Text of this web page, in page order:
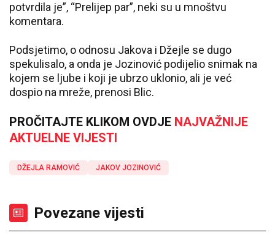
potvrdila je”, “Prelijep par”, neki su u mnoštvu
komentara.
Podsjetimo, o odnosu Jakova i Džejle se dugo
spekulisalo, a onda je Jozinović podijelio snimak na
kojem se ljube i koji je ubrzo uklonio, ali je već
dospio na mreže, prenosi Blic.
PROČITAJTE KLIKOM OVDJE NAJVAŽNIJE
AKTUELNE VIJESTI
DŽEJLA RAMOVIĆ JAKOV JOZINOVIĆ
Povezane vijesti